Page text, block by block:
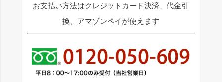
お支払い方法はクレジットカード決済、代金引
換、アマゾンペイが使えます